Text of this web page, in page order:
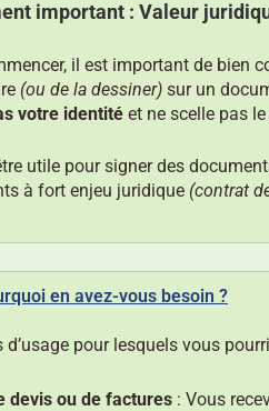
important : Valeur
il est important de bien
(ou de la dessiner) sur un
votre identité et ne scelle pas
utile pour signer des
à fort enjeu juridique (contrat
en avez-vous besoin ?
pour lesquels vous
devis ou de factures : Vous